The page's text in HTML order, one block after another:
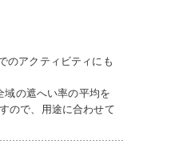
のアクティビティにも
の遮へい率の平均を
ので、用途に合わせて